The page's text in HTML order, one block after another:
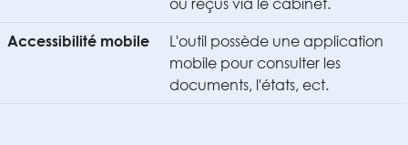
Accessibilité mobile
L'outil possède une application
mobile pour consulter les
documents, l'états, ect.